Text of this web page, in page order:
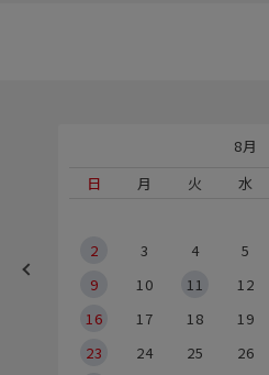
8月
日
月 火 水
2
3 4 5
9
10 11 12
16
17 18 19
23
24 25 26